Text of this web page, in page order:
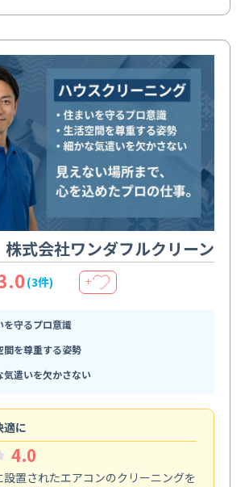
株式会社ワンダフルクリーン
(3件) ＋
を守るプロ意識
間を尊重する姿勢
気遣いを欠かさない
適に
4.0
設置されたエアコンのクリーニングを